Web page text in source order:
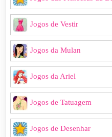
Jogos de Vestir
Jogos da Mulan
Jogos da Ariel
Jogos de Tatuagem
Jogos de Desenhar